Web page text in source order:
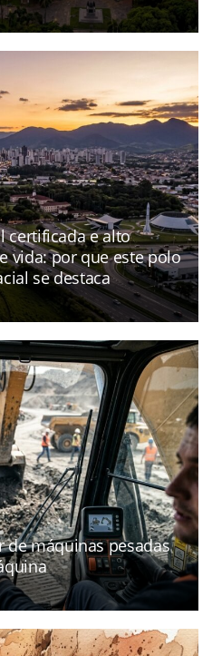
certificada e alto
vida: por que este polo
se destaca
de máquinas pesadas